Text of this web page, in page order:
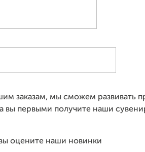
заказам, мы сможем развивать
вы первыми получите наши
оцените наши новинки